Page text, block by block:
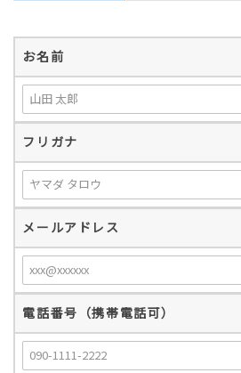
お名前
フリガナ
メールアドレス
電話番号（携帯電話可）